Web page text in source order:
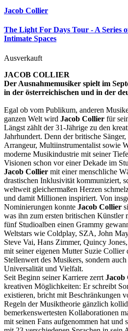
Jacob Collier
The Light For Days Tour - A Series
Intimate Spaces
Ausverkauft
JACOB COLLIER
Der Ausnahmemusiker spielt im
in der österreichischen und in der
Egal ob vom Publikum, anderen
ganzen Welt wird Jacob Collier für
Längst zählt der 31-Jährige zu den
Jahrhundert. Denn der britische
Arrangeur, Multiinstrumentalist sowie
moderne Musikindustrie mit seiner
Visionen schon vor einer Dekade im
Jacob Collier mit einer menschliche
drastischen Inklusivität kommuniziert,
weltweit gleichermaßen Herzen
und damit Millionen inspiriert. Von
Nominierungen konnte Jacob Collier
was ihn zum ersten britischen Künstler
fünf Studioalben einen Grammy
Weltstars wie Coldplay, SZA, John
Steve Vai, Hans Zimmer, Quincy
mit seiner eigenen Mutter Suzie Collier
Stellenwert des Musikers, sondern
Universalität und Vielfalt.
Seit Beginn seiner Karriere zerrt Jacob
kreativen Möglichkeiten: Er schreibt
existieren, bricht mit Beschränkungen
Regeln der Musiktheorie gänzlich
bemerkenswertesten Kollaborationen
mit seinen Fans aufgenommen hat und